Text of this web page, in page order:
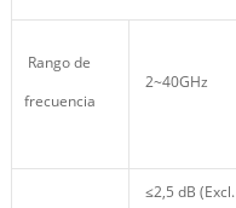
Rango de
frecuencia
2~40GHz
≤2,5 dB (Excl.